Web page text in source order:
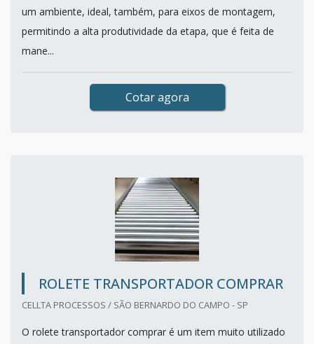
um ambiente, ideal, também, para eixos de montagem,
permitindo a alta produtividade da etapa, que é feita de
mane...
Cotar agora
ROLETE TRANSPORTADOR COMPRAR
CELLTA PROCESSOS / SÃO BERNARDO DO CAMPO - SP
O rolete transportador comprar é um item muito utilizado